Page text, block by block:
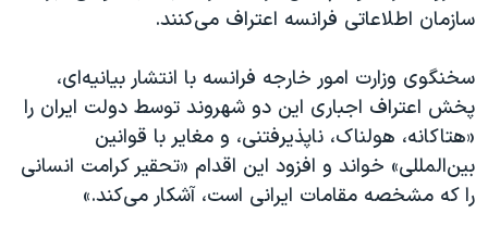
سازمان اطلاعاتی فرانسه اعتراف می‌کنند.
سخنگوی وزارت امور خارجه فرانسه با انتشار بیانیه‌ای،
پخش اعتراف اجباری این دو شهروند توسط دولت ایران را
«هتاکانه، هولناک، ناپذیرفتنی، و مغایر با قوانین
بین‌المللی» خواند و افزود این اقدام «تحقیر کرامت انسانی
را که مشخصه مقامات ایرانی است، آشکار می‌کند.»